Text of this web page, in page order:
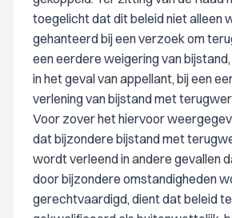
toegelicht dat dit beleid niet alleen
gehanteerd bij een verzoek om
een eerdere weigering van
in het geval van appellant, bij een
verlening van bijstand met
Voor zover het hiervoor
dat bijzondere bijstand met
wordt verleend in andere gevallen
door bijzondere omstandigheden
gerechtvaardigd, dient dat beleid